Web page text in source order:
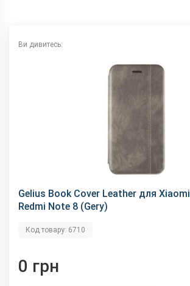
Ви дивитесь:
Gelius Book Cover Leather для Xiaomi
Redmi Note 8 (Gery)
Код товару: 6710
0 грн